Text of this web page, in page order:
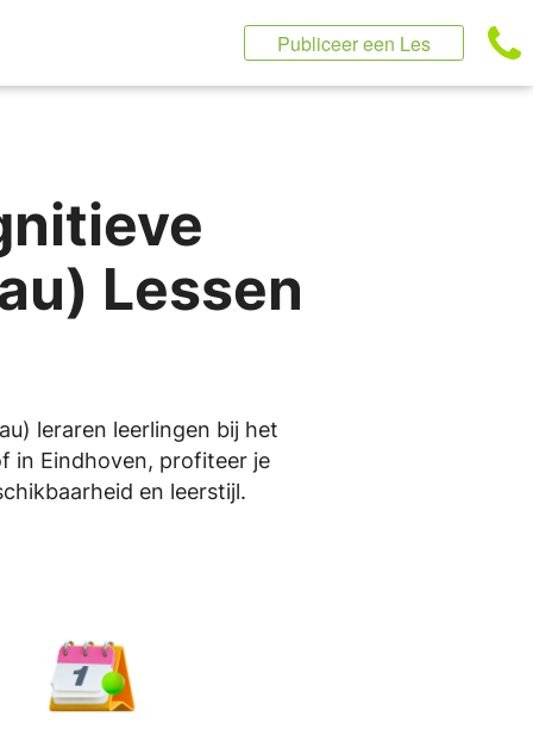
Publiceer een Les
Lessen
leraren leerlingen bij het
in Eindhoven, profiteer je
en leerstijl.